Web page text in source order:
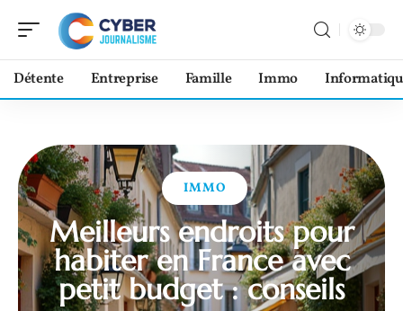
Détente Entreprise Famille Immo
IMMO
Meilleurs endroits pour
habiter en France avec
petit budget : conseils